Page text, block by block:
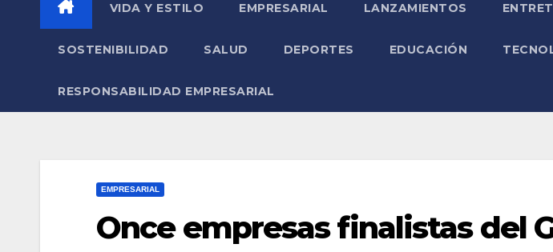
VIDA Y ESTILO EMPRESARIAL LANZAMIENTOS
SOSTENIBILIDAD SALUD DEPORTES EDUCACIÓN
RESPONSABILIDAD EMPRESARIAL
EMPRESARIAL
Once empresas finalistas del